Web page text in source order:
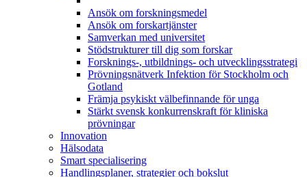
Ansök om forskningsmedel
Ansök om forskartjänster
Samverkan med universitet
Stödstrukturer till dig som forskar
Forsknings-, utbildnings- och utvecklingsstrategi
Prövningsnätverk Infektion för Stockholm och
Gotland
Främja psykiskt välbefinnande för unga
Stärkt svensk konkurrenskraft för kliniska
prövningar
Innovation
Hälsodata
Smart specialisering
Handlingsplaner, strategier och bokslut